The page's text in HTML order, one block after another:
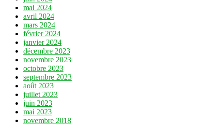
mai 2024
avril 2024
mars 2024
février 2024
janvier 2024
décembre 2023
novembre 2023
octobre 2023
septembre 2023
août 2023
juillet 2023
juin 2023
mai 2023
novembre 2018